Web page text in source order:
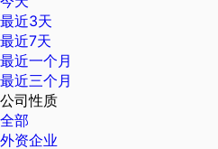
最近3天
最近7天
最近一个月
最近三个月
公司性质
全部
外资企业